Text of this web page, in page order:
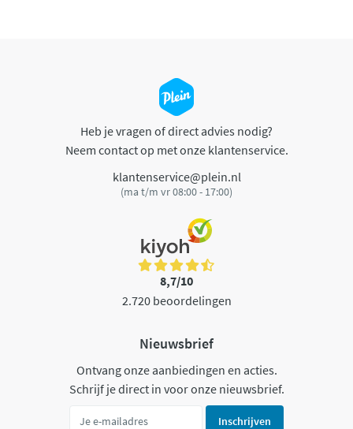
Heb je vragen of direct advies nodig?
Neem contact op met onze klantenservice.
klantenservice@plein.nl
(ma t/m vr 08:00 - 17:00)
8,7/10
2.720 beoordelingen
Nieuwsbrief
Ontvang onze aanbiedingen en acties.
Schrijf je direct in voor onze nieuwsbrief.
Inschrijven